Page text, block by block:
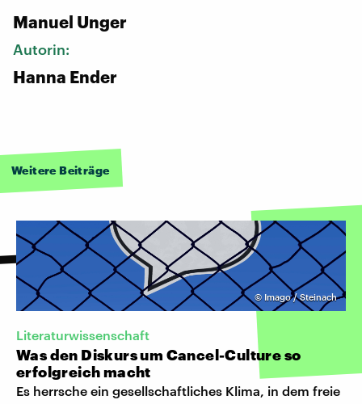
Manuel Unger
Autorin:
Hanna Ender
Weitere Beiträge
© Imago / Steinach
Literaturwissenschaft
Was den Diskurs um Cancel-Culture so
erfolgreich macht
Es herrsche ein gesellschaftliches Klima, in dem freie